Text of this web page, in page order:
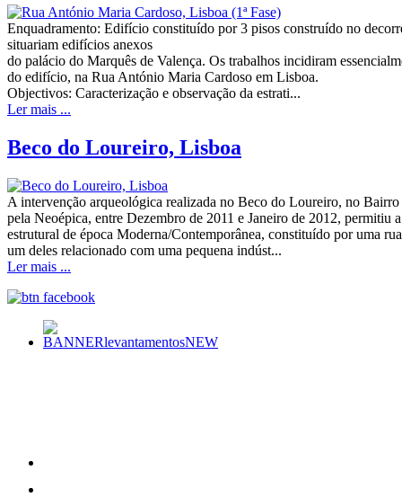
Enquadramento: Edifício constituído por 3 pisos construído no
situariam edifícios anexos
do palácio do Marquês de Valença. Os trabalhos incidiram
do edifício, na Rua António Maria Cardoso em Lisboa.
Objectivos: Caracterização e observação da estrati...
Ler mais ...
Beco do Loureiro, Lisboa
A intervenção arqueológica realizada no Beco do Loureiro, no
pela Neoépica, entre Dezembro de 2011 e Janeiro de 2012, permitiu
estrutural de época Moderna/Contemporânea, constituído por uma
um deles relacionado com uma pequena indúst...
Ler mais ...